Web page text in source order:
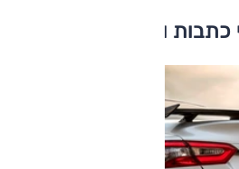
ומבחני דרכים